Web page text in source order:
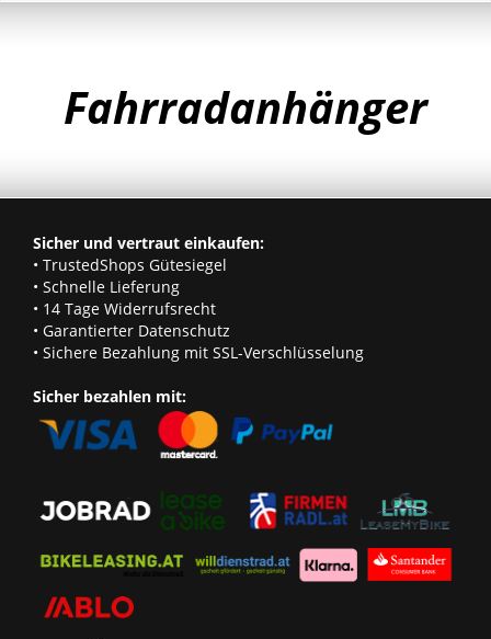
Fahrradanhänger
Sicher und vertraut einkaufen:
• TrustedShops Gütesiegel
• Schnelle Lieferung
• 14 Tage Widerrufsrecht
• Garantierter Datenschutz
• Sichere Bezahlung mit SSL-Verschlüsselung
Sicher bezahlen mit: